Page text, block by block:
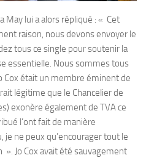
May lui a alors répliqué : « Cet
raison, nous devons envoyer le
tous ce single pour soutenir la
essentielle. Nous sommes tous
Cox était un membre éminent de
légitime que le Chancelier de
exonère également de TVA ce
l’ont fait de manière
je ne peux qu’encourager tout le
». Jo Cox avait été sauvagement